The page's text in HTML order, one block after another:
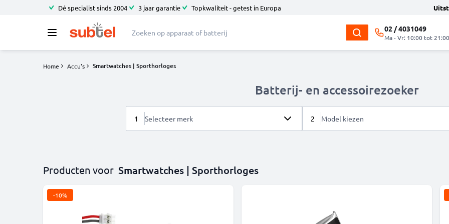
Dé specialist sinds 2004 3 jaar garantie Topkwaliteit - getest in Europa
02 / 4031049
Ma - Vr: 10:00 tot 21:00
Home Accu's Smartwatches | Sporthorloges
Batterij- en accessoirezoeker
1 Selecteer merk 2 Model kiezen
Producten voor Smartwatches | Sporthorloges
-10%